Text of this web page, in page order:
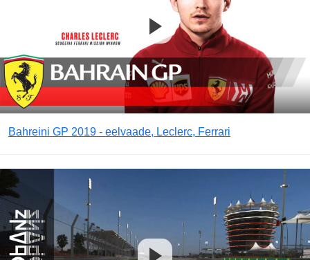
Bahreini GP 2019 - eelvaade, Leclerc, Ferrari